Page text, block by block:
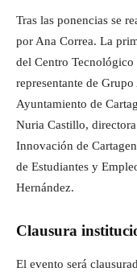
Tras las ponencias se
por Ana Correa. La
del Centro
representante de
Ayuntamiento de
Nuria Castillo,
Innovación de
de Estudiantes y
Hernández.
Clausura
El evento será